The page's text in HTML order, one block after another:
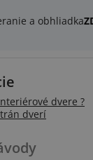
a obhliadka
dvere ?
dverí